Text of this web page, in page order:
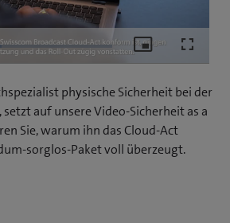
:
Picture-
in-
physische Sicherheit bei der
setzt auf unsere Video-Sicherheit as a
Sie, warum ihn das Cloud-Act
sorglos-Paket voll überzeugt.